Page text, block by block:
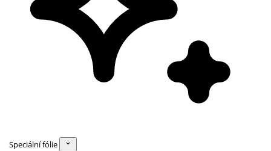
Speciální fólie